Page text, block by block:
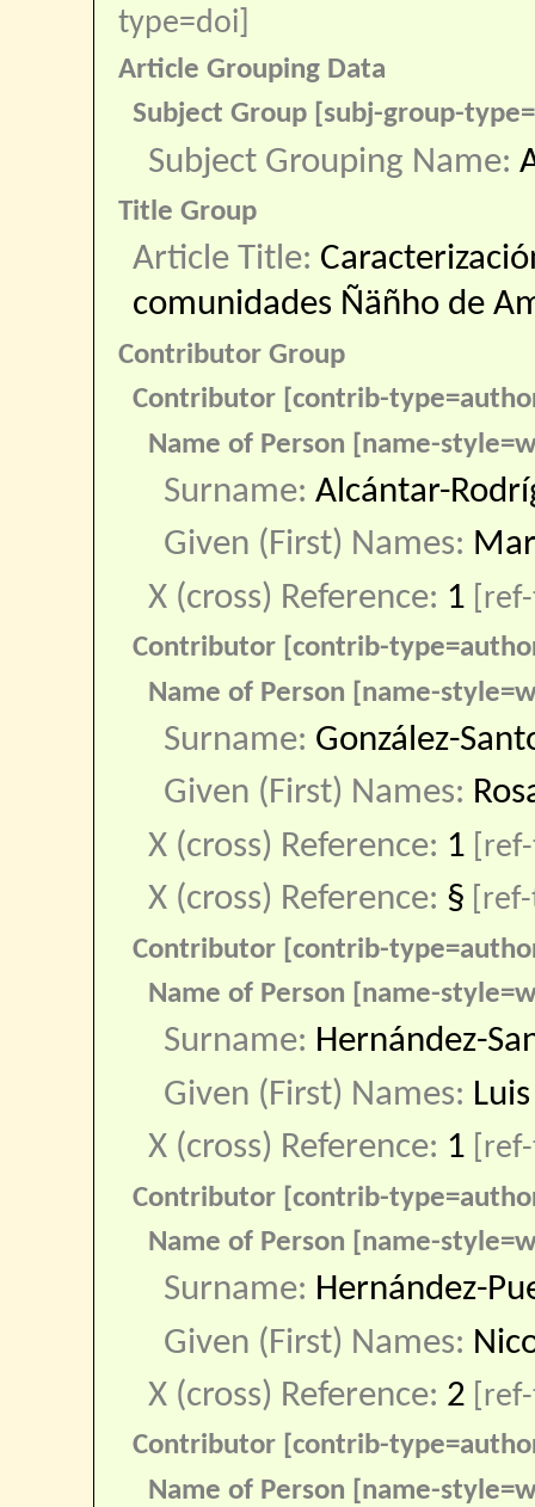
type=doi]
Article Grouping Data
Subject Group [subj-group-
Subject Grouping Name:
Title Group
Article Title:
comunidades Ñäñho de
Contributor Group
Contributor [contrib-
Name of Person [name-
Surname: Alcántar-
Given (First) Names:
X (cross) Reference: 1
Contributor [contrib-
Name of Person [name-
Surname: González-
Given (First) Names:
X (cross) Reference: 1
X (cross) Reference: §
Contributor [contrib-
Name of Person [name-
Surname: Hernández-
Given (First) Names: Luis
X (cross) Reference: 1
Contributor [contrib-
Name of Person [name-
Surname: Hernández-
Given (First) Names:
X (cross) Reference: 2
Contributor [contrib-
Name of Person [name-